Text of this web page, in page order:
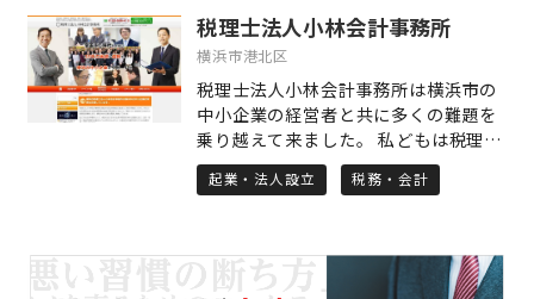
スコミを騒がせているこれらの問題を
自社には関係ないと思っていません
か？ 昨日まで普通に働いていた従業員
が労働基準監督署や地域の労働組合、
弁護士事務所に駆け込んで、莫大な残
業代を請求してくるケースは後を絶ち
ません。 「まさかうちの従業員
が・・」 「今までこんなことを言って
題で会社が傾くことのないように、私
共はお客様のベスト・パートナーとし
税理士法人小林会計事務所
横浜市港北区
税理士法人小林会計事務所は横浜市の
中小企業の経営者と共に多くの難題を
乗り越えて来ました。 私どもは税理士
事務所として、横浜を支える中小企業
の社長の様々な相談に応じ、経理や経
ートやパソコンの相談も賜っておりま
す。 当税理士事務所は現在では、中小
起業・法人設立 税務・会計